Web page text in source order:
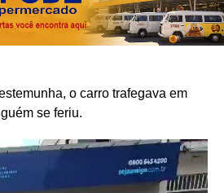
o carro trafegava em
se feriu.